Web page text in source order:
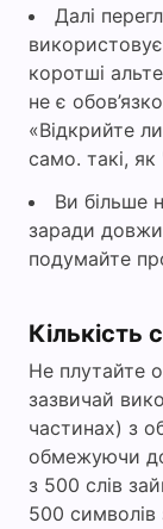
Далі
коротші
не є
«Відкрийте
само. такі, як
Ви більше
заради
подумайте
Кількість
Не плутайте
зазвичай
частинах) з
обмежуючи
з 500 слів
500 символів